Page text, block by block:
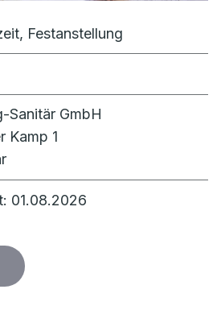
Festanstellung
Sanitär GmbH
Kamp 1
01.08.2026